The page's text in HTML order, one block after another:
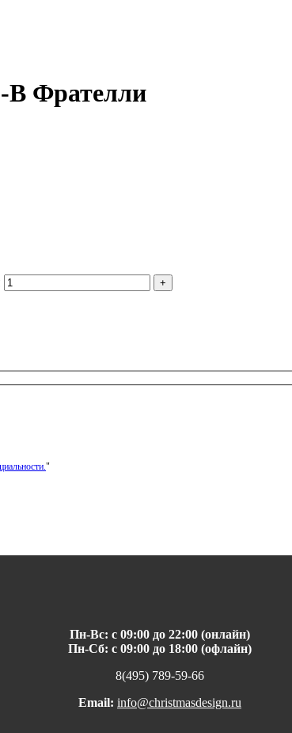
B Фрателли
"
Пн-Вс: с 09:00 до 22:00 (онлайн)
Пн-Сб: с 09:00 до 18:00 (офлайн)
8(495) 789-59-66
Email: info@christmasdesign.ru